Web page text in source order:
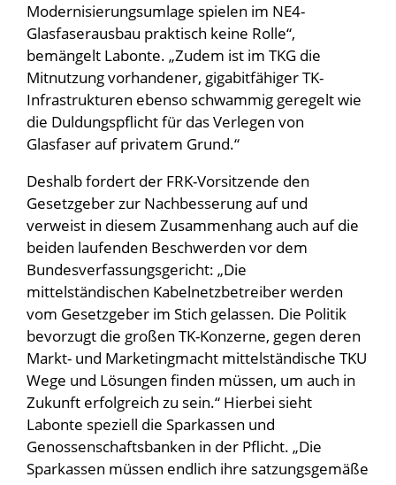
Modernisierungsumlage spielen im NE4-
Glasfaserausbau praktisch keine Rolle“,
bemängelt Labonte. „Zudem ist im TKG die
Mitnutzung vorhandener, gigabitfähiger TK-
Infrastrukturen ebenso schwammig geregelt wie
die Duldungspflicht für das Verlegen von
Glasfaser auf privatem Grund.“
Deshalb fordert der FRK-Vorsitzende den
Gesetzgeber zur Nachbesserung auf und
verweist in diesem Zusammenhang auch auf die
beiden laufenden Beschwerden vor dem
Bundesverfassungsgericht: „Die
mittelständischen Kabelnetzbetreiber werden
vom Gesetzgeber im Stich gelassen. Die Politik
bevorzugt die großen TK-Konzerne, gegen deren
Markt- und Marketingmacht mittelständische TKU
Wege und Lösungen finden müssen, um auch in
Zukunft erfolgreich zu sein.“ Hierbei sieht
Labonte speziell die Sparkassen und
Genossenschaftsbanken in der Pflicht. „Die
Sparkassen müssen endlich ihre satzungsgemäße